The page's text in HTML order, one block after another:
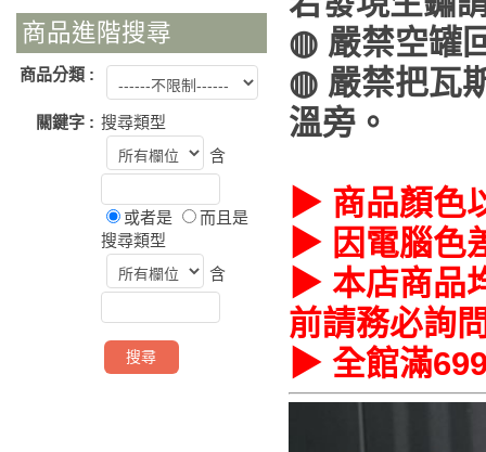
商品進階搜尋
商品分類 :
關鍵字 : 搜尋類型
含
或者是
而且是
搜尋類型
含
◍ 嚴禁空罐
◍ 嚴禁把瓦
溫旁。
▶ 商品顏色
▶ 因電腦色
▶ 本店商品
前請務必詢
▶ 全館滿